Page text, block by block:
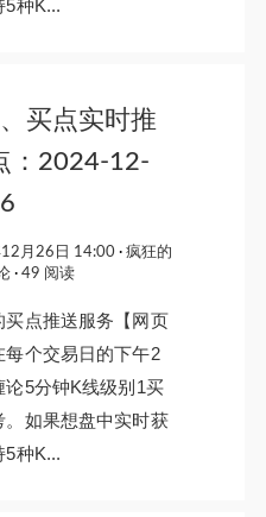
5种K...
买点实时推
：2024-12-
月26日 14:00
疯狂的
49 阅读
点推送服务【网页
每个交易日的下午2
论5分钟K线级别1买
。如果想盘中实时获
5种K...